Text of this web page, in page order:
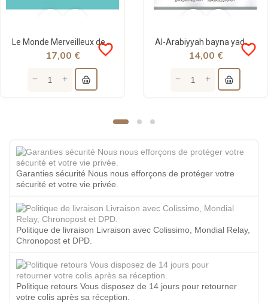
Le Monde Merveilleux des Houroufs - Lire l'arabe devient un jeu d'enfant
favorite_border
17,00 €
Al-Arabiyyah bayna yaday awladina (L'arabe entre les mains de nos enfants) - Volume 1
favorite_border
14,00 €
Garanties sécurité Nous nous efforçons de protéger votre
sécurité et votre vie privée.
Politique de livraison Livraison avec Colissimo, Mondial Relay,
Chronopost et DPD.
Politique retours Vous disposez de 14 jours pour retourner
votre colis après sa réception.